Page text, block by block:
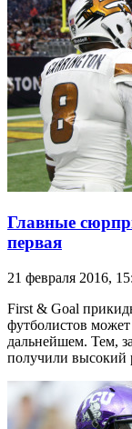
Главные
первая
21 февраля 2016,
First & Goal
футболистов
дальнейшем. Тем,
получили высокий